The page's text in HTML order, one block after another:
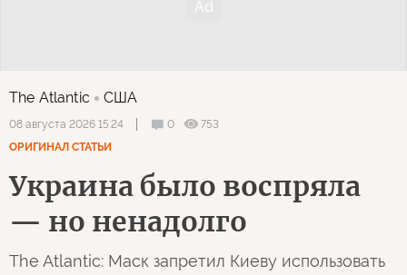
The Atlantic США
08 августа 2026 15:24 0
753
ОРИГИНАЛ СТАТЬИ
Украина было воспряла
— но ненадолго
The Atlantic: Маск запретил Киеву использовать